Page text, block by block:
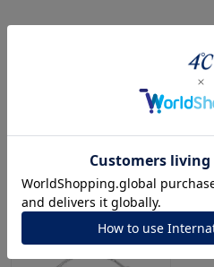
最近チェックした商品